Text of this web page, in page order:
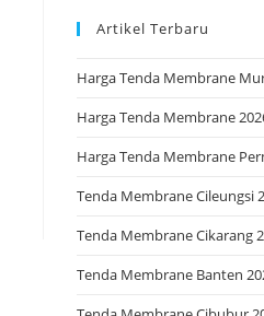
Artikel Terbaru
Harga Tenda Membrane
Harga Tenda Membrane
Harga Tenda Membrane
Tenda Membrane Cileungsi
Tenda Membrane Cikarang
Tenda Membrane Banten